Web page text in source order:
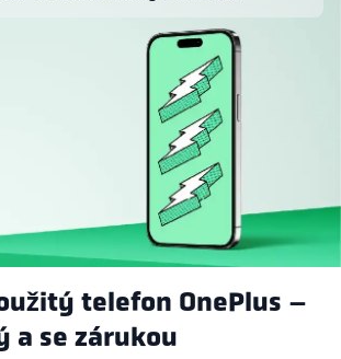
telefon OnePlus –
a se zárukou